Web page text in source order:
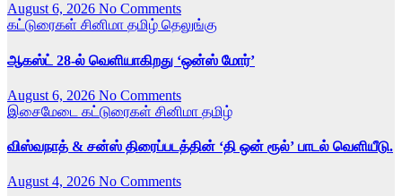
August 6, 2026 No Comments
கட்டுரைகள் சினிமா தமிழ் தெலுங்கு
ஆகஸ்ட் 28-ல் வெளியாகிறது ‘ஒன்ஸ் மோர்’
August 6, 2026 No Comments
இசைமேடை கட்டுரைகள் சினிமா தமிழ்
விஸ்வநாத் & சன்ஸ் திரைப்படத்தின் ‘தி ஒன் ரூல்’ பாடல் வெளியீடு.
August 4, 2026 No Comments